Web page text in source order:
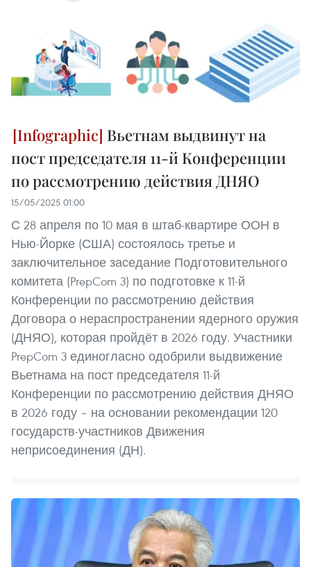
Вьетнам выдвинут на
пост председателя 11-й Конференции
по рассмотрению действия ДНЯО
15/05/2025 01:00
С 28 апреля по 10 мая в штаб-квартире ООН в
Нью-Йорке (США) состоялось третье и
заключительное заседание Подготовительного
комитета (PrepCom 3) по подготовке к 11-й
Конференции по рассмотрению действия
Договора о нераспространении ядерного оружия
(ДНЯО), которая пройдёт в 2026 году. Участники
PrepCom 3 единогласно одобрили выдвижение
Вьетнама на пост председателя 11-й
Конференции по рассмотрению действия ДНЯО
в 2026 году – на основании рекомендации 120
государств-участников Движения
неприсоединения (ДН).